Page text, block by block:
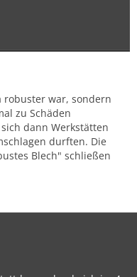
robuster war, sondern
zu Schäden
dann Werkstätten
durften. Die
Blech" schließen